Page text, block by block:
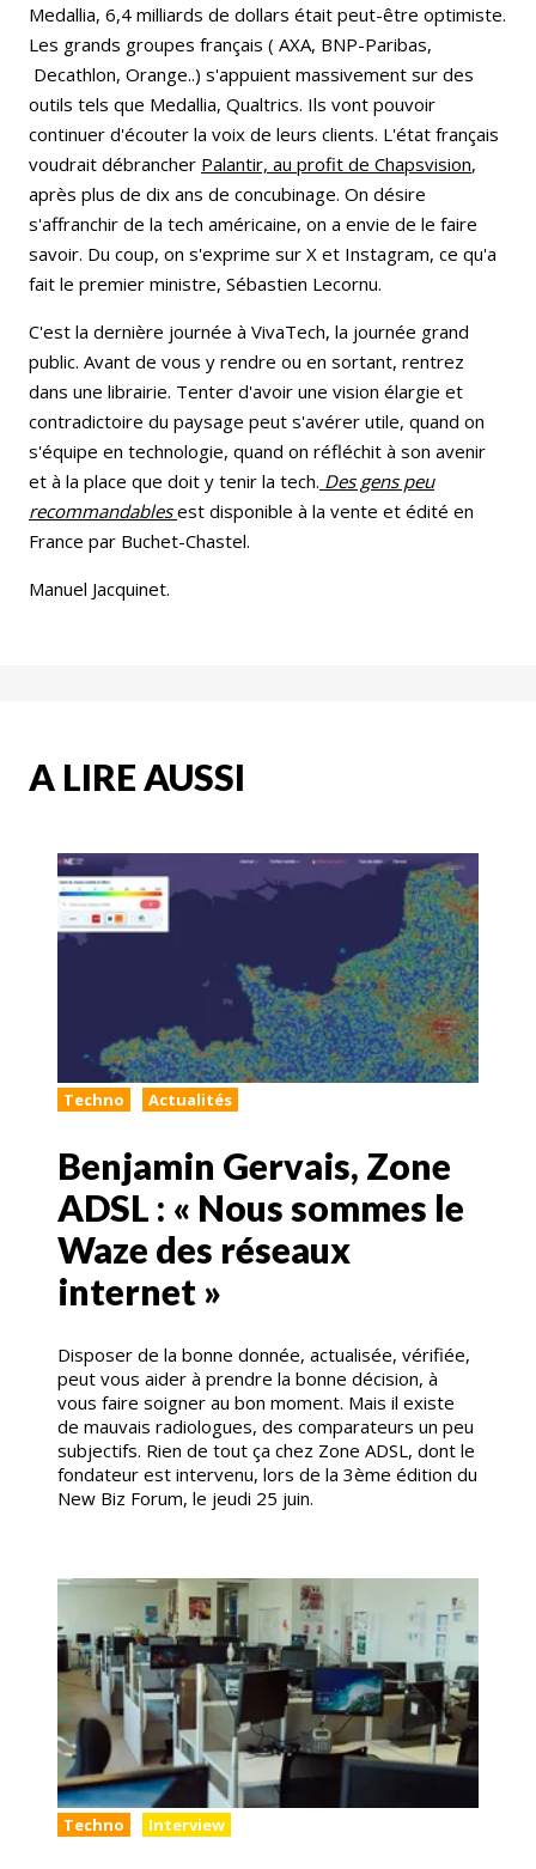
Medallia, 6,4 milliards de dollars était peut-être optimiste.
Les grands groupes français ( AXA, BNP-Paribas,
Decathlon, Orange..) s'appuient massivement sur des
outils tels que Medallia, Qualtrics. Ils vont pouvoir
continuer d'écouter la voix de leurs clients. L'état français
voudrait débrancher Palantir, au profit de Chapsvision,
après plus de dix ans de concubinage. On désire
s'affranchir de la tech américaine, on a envie de le faire
savoir. Du coup, on s'exprime sur X et Instagram, ce qu'a
fait le premier ministre, Sébastien Lecornu.
C'est la dernière journée à VivaTech, la journée grand
public. Avant de vous y rendre ou en sortant, rentrez
dans une librairie. Tenter d'avoir une vision élargie et
contradictoire du paysage peut s'avérer utile, quand on
s'équipe en technologie, quand on réfléchit à son avenir
et à la place que doit y tenir la tech. Des gens peu
recommandablesest disponible à la vente et édité en
France par Buchet-Chastel.
Manuel Jacquinet.
A LIRE AUSSI
Techno Actualités
Benjamin Gervais, Zone
ADSL : « Nous sommes le
Waze des réseaux
internet »
Disposer de la bonne donnée, actualisée, vérifiée,
peut vous aider à prendre la bonne décision, à
vous faire soigner au bon moment. Mais il existe
de mauvais radiologues, des comparateurs un peu
subjectifs. Rien de tout ça chez Zone ADSL, dont le
fondateur est intervenu, lors de la 3ème édition du
New Biz Forum, le jeudi 25 juin.
Techno Interview